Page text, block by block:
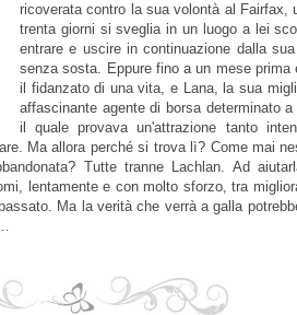
ricoverata contro la sua volontà al Fairfax,
trenta giorni si sveglia in un luogo a lei
entrare e uscire in continuazione dalla
senza sosta. Eppure fino a un mese prima
il fidanzato di una vita, e Lana, la sua
affascinante agente di borsa determinato
il quale provava un'attrazione tanto
Ma allora perché si trova lì? Come mai
Tutte tranne Lachlan. Ad
lentamente e con molto sforzo, tra
Ma la verità che verrà a galla